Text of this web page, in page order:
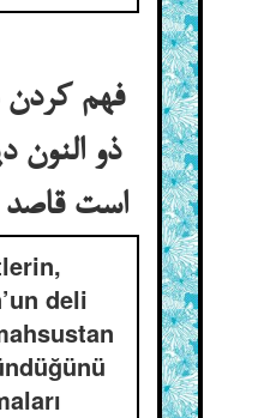
فهم کردن
ذو النون
است
deli